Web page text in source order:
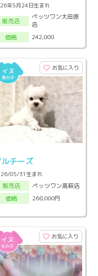
年5月24日生まれ
販売店
ペッツワン大田原
店
価格
242,000
お気に入り
チーズ
05/31生まれ
販売店
ペッツワン高萩店
価格
268,000円
お気に入り